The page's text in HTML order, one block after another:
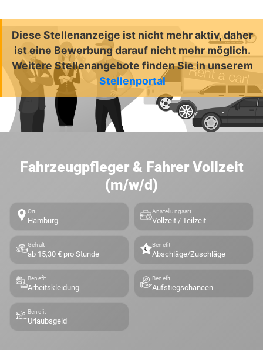
Diese Stellenanzeige ist nicht mehr aktiv, daher
ist eine Bewerbung darauf nicht mehr möglich.
Weitere Stellenangebote finden Sie in unserem
Stellenportal
Fahrzeugpfleger & Fahrer Vollzeit
(m/w/d)
Ort
Hamburg
Anstellungsart
Vollzeit / Teilzeit
Gehalt
ab 15,30 € pro Stunde
Benefit
Abschläge/Zuschläge
Benefit
Arbeitskleidung
Benefit
Aufstiegschancen
Benefit
Urlaubsgeld